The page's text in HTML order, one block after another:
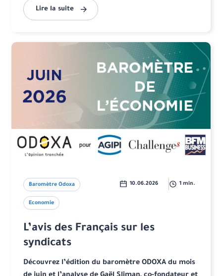
Lire la suite
Baromètre Odoxa
Economie
10.06.2026 1 min.
L’avis des Français sur les
syndicats
Découvrez l’édition du baromètre ODOXA du mois